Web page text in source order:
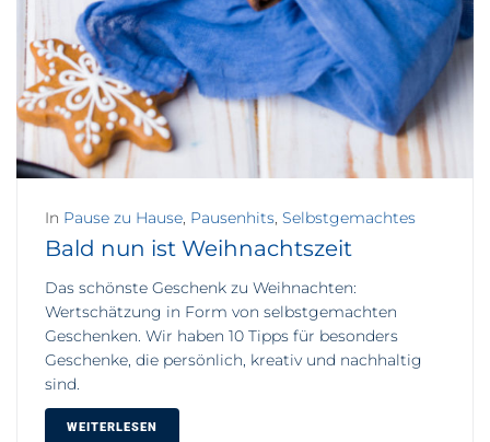
In Pause zu Hause, Pausenhits, Selbstgemachtes
Bald nun ist Weihnachtszeit
Das schönste Geschenk zu Weihnachten:
Wertschätzung in Form von selbstgemachten
Geschenken. Wir haben 10 Tipps für besonders
Geschenke, die persönlich, kreativ und nachhaltig
sind.
WEITERLESEN